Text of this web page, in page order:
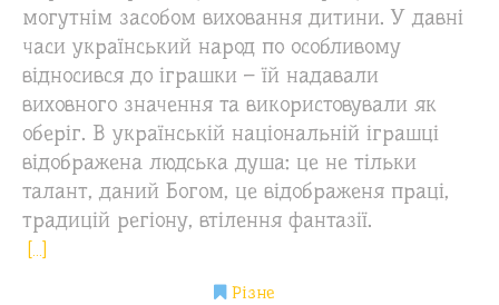
могутнім засобом виховання дитини. У давні
часи український народ по особливому
відносився до іграшки – їй надавали
виховного значення та використовували як
оберіг. В українській національній іграшці
відображена людська душа: це не тільки
талант, даний Богом, це відображеня праці,
традицій регіону, втілення фантазії.
[…]
Різне